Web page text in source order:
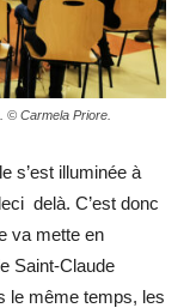
© Carmela Priore.
s’est illuminée à
delà. C’est donc
va mette en
Saint-Claude
le même temps, les